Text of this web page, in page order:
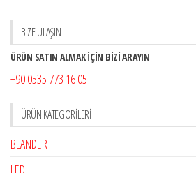
BİZE ULAŞIN
ÜRÜN SATIN ALMAK İÇİN BİZİ ARAYIN
+90 0535 773 16 05
ÜRÜN KATEGORILERI
BLANDER
LED